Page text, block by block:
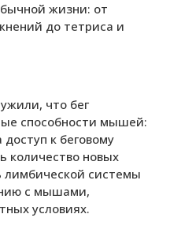
жизни: от
до тетриса и
что бег
способности мышей:
к беговому
количество новых
лимбической системы
с мышами,
условиях.